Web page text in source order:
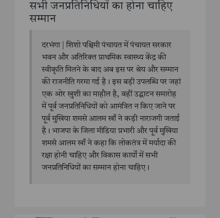
सभी जनप्रतिनिधियों का होना चाहिए
सम्मान
दरभंगा | शिशो पश्चिमी पंचायत में पंचायत सरकार
भवन और अतिरिक्त प्राथमिक स्वास्थ्य केंद्र की
स्वीकृति मिलने के बाद अब इस पर श्रेय और सम्मान
की राजनीति गरमा गई है। इस बड़ी उपलब्धि पर जहां
एक ओर खुशी का माहौल है, वहीं उद्घाटन समारोह
में पूर्व जनप्रतिनिधियों को आमंत्रित न किए जाने पर
पूर्व मुखिया शमसे आलम खाँ ने कड़ी नाराजगी जताई
है। भाजपा के जिला मीडिया प्रभारी और पूर्व मुखिया
शमसे आलम खाँ ने कहा कि लोकतंत्र में मर्यादा की
रक्षा होनी चाहिए और विकास कार्यों में सभी
जनप्रतिनिधियों का सम्मान होना चाहिए।